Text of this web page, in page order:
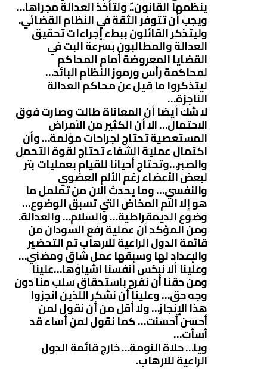
ينظمها القانون..َ ولتأخذ العدالة مجراها…
ويجب أن تتوفر الثقة في النظام القضائي.
وليتذكر القائلون ببطء إجراءات تحقيق
العدالة والمطالبون بسرعة البت في
القضايا المعروضة أمام المحاكم
لمحاكمة رأس ورموز النظام البائد…
ليتذكروا ما قيل عن محاكم العدالة
الناجزة…
لا شك أيضا أن المعاناة طالت وصارت فوق
الاحتمال… الا أن الكثير من الأمراض
المستعصية تحتاج لجراحات مؤلمة… وأن
اكتمال عملية الشفاء تحتاج لقوة التحمل
والصبر…وتحتاج أحيانا للقيام بعمليات بتر
لبعض الأعضاء رغم الألم العضوي
والنفسي… وما يحدث الان من تململ ما
هو إلا الام المخاض التي تسبق الوضوع…
وضوع الديمقراطية… والسلام… والعدالة.
ومن المؤكد أن عملية رفع السودان من
قائمة الدول الراعية للارهاب تم التحضير
والإعداد لها وسبقها عمل شاق ومضني…
وعلينا ألا نبخس أنفسنا اشياؤها…علينا
ومن حقنا أن نفرح باستحقاق سلب منا دون
وجه حق… وعلينا أن نشكر اللذين انجزوا
هذا الإنجاز… ولا أقل من أن نقول لمن
أحسن أحسنت… كما نقول لمن أساء قد
أسأت…
ويا… حلاة النومة… خارج قائمة الدول
الراعية للارهاب.